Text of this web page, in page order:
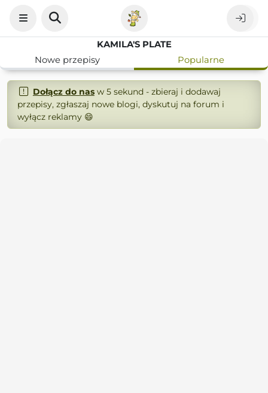
KAMILA'S PLATE
Nowe przepisy
Popularne
Dołącz do nasw 5 sekund - zbieraj i dodawaj
przepisy, zgłaszaj nowe blogi, dyskutuj na forum i
wyłącz reklamy 😄